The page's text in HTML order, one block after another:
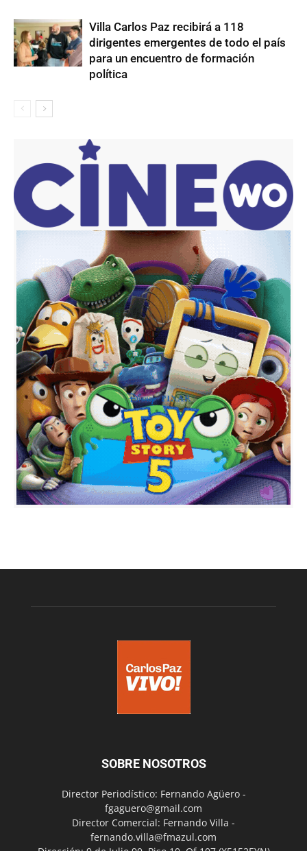
Villa Carlos Paz recibirá a 118
dirigentes emergentes de todo el país
para un encuentro de formación
política
SOBRE NOSOTROS
Director Periodístico: Fernando Agüero -
fgaguero@gmail.com
Director Comercial: Fernando Villa -
fernando.villa@fmazul.com